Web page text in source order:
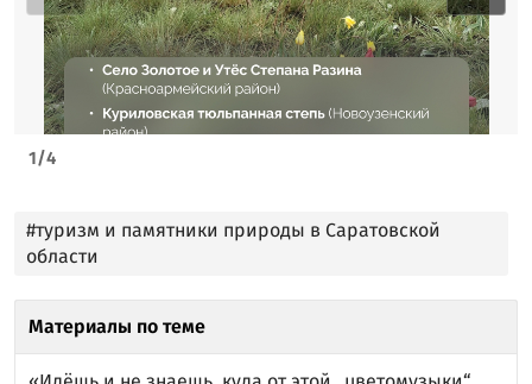
1/4
#туризм и памятники природы в Саратовской
области
Материалы по теме